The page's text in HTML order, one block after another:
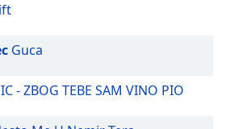
Guca
- ZBOG TEBE SAM VINO PIO